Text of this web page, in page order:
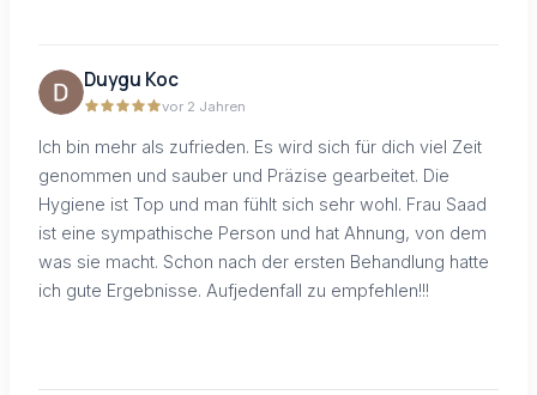
Duygu Koc
vor 2 Jahren
Ich bin mehr als zufrieden. Es wird sich für dich viel Zeit
genommen und sauber und Präzise gearbeitet. Die
Hygiene ist Top und man fühlt sich sehr wohl. Frau Saad
ist eine sympathische Person und hat Ahnung, von dem
was sie macht. Schon nach der ersten Behandlung hatte
ich gute Ergebnisse. Aufjedenfall zu empfehlen!!!